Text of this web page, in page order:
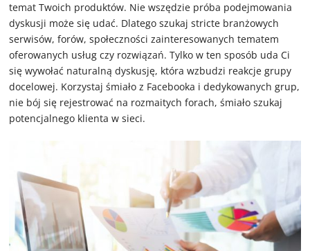
temat Twoich produktów. Nie wszędzie próba podejmowania
dyskusji może się udać. Dlatego szukaj stricte branżowych
serwisów, forów, społeczności zainteresowanych tematem
oferowanych usług czy rozwiązań. Tylko w ten sposób uda Ci
się wywołać naturalną dyskusję, która wzbudzi reakcje grupy
docelowej. Korzystaj śmiało z Facebooka i dedykowanych grup,
nie bój się rejestrować na rozmaitych forach, śmiało szukaj
potencjalnego klienta w sieci.